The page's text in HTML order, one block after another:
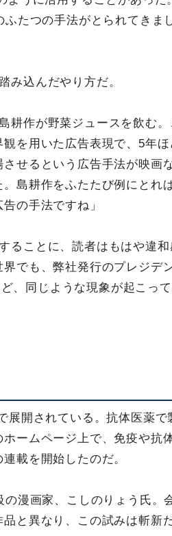
たつの手法がとられてきま
み込んだやり方だ。
耕作が野菜ジュースを飲む。
を用いた広告表現で、5年ほ
せるという広告手法が映画
島耕作をふたたび例にとれば
の手法ですね」
ることに、読者はもはや違和
でも、弊社発行のプレジデ
、同じような現象が起こっ
展開されている。抗体医薬で
ームページ上で、免疫や抗
載を開始したのだ。
漫画家、こしのりょう氏。
と異なり、この試みは斬新